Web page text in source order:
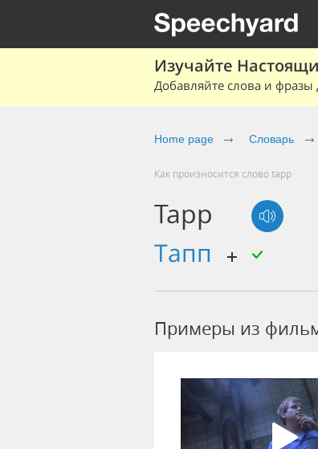
Изучайте
Добавляйте слова и фразы
Home page Словарь
Как произносится слово tapp
Tapp
Тапп
Примеры из